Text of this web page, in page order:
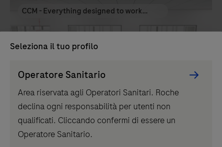
CCM - Everything designed to work
cobas®Bulk Loader Input Module
Seleziona il tuo profilo
Picker
component
Operatore Sanitario
Area riservata agli Operatori Sanitari. Roche
declina ogni responsabilità per utenti non
qualificati. Cliccando confermi di essere un
Operatore Sanitario.